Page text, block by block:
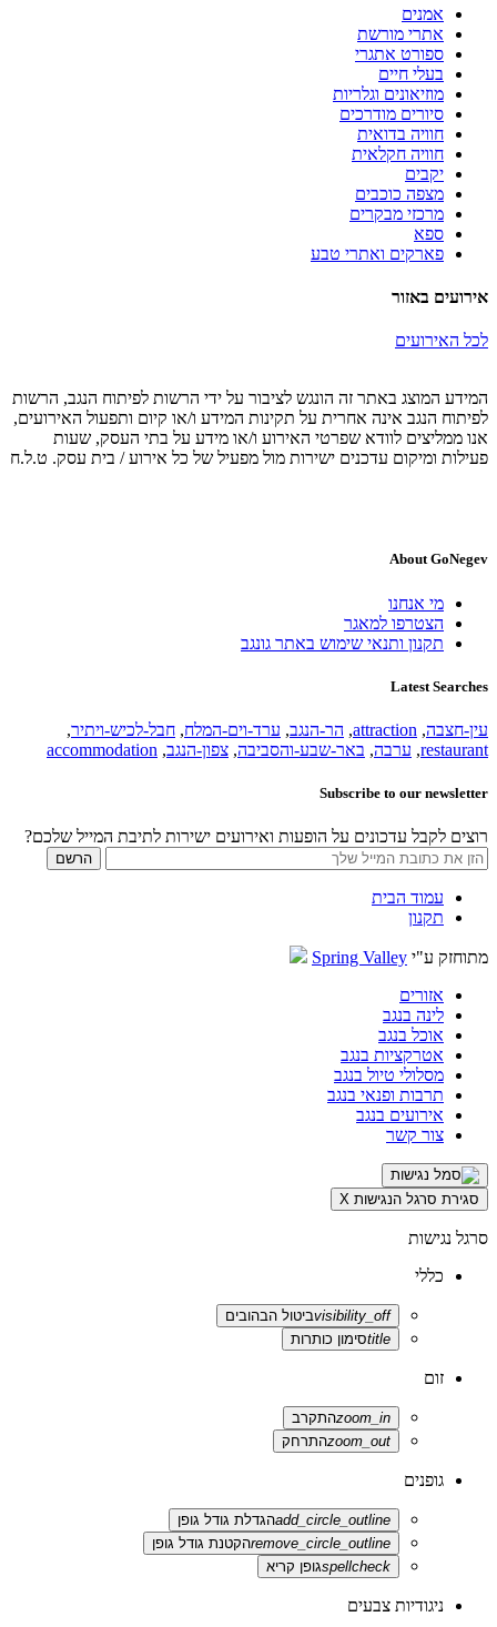
אמנים
אתרי מורשת
ספורט אתגרי
בעלי חיים
מוזיאונים וגלריות
סיורים מודרכים
חוויה בדואית
חוויה חקלאית
יקבים
מצפה כוכבים
מרכזי מבקרים
ספא
פארקים ואתרי טבע
אירועים באזור
לכל האירועים
המידע המוצג באתר זה הונגש לציבור על ידי הרשות לפיתוח הנגב, הרשות
לפיתוח הנגב אינה אחרית על תקינות המידע ו/או קיום ותפעול האירועים,
אנו ממליצים לוודא שפרטי האירוע ו/או מידע על בתי העסק, שעות
פעילות ומיקום עדכנים ישירות מול מפעיל של כל אירוע / בית עסק. ט.ל.ח
About GoNegev
מי אנחנו
הצטרפו למאגר
תקנון ותנאי שימוש באתר גונגב
Latest Searches
עין-חצבה,
attraction
, הר-הנגב, ערד-וים-המלח, חבל-לכיש-ויתיר,
restaurant
, ערבה, באר-שבע-והסביבה, צפון-הנגב,
accommodation
Subscribe to our newsletter
רוצים לקבל עדכונים על הופעות ואירועים ישירות לתיבת המייל שלכם?
עמוד הבית
תקנון
מתוחזק ע"י Spring Valley
אזורים
לינה בנגב
אוכל בנגב
אטרקציות בנגב
מסלולי טיול בנגב
תרבות ופנאי בנגב
אירועים בנגב
צור קשר
סגירת סרגל הנגישות X
סרגל נגישות
כללי
visibility_offביטול הבהובים
titleסימון כותרות
זום
zoom_inהתקרב
zoom_outהתרחק
גופנים
add_circle_outlineהגדלת גודל גופן
remove_circle_outlineהקטנת גודל גופן
spellcheckגופן קריא
ניגודיות צבעים